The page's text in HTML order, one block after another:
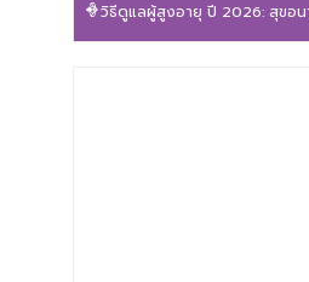
วิธีดูแลผู้สูงอายุ ปี 2026: สุขอนา